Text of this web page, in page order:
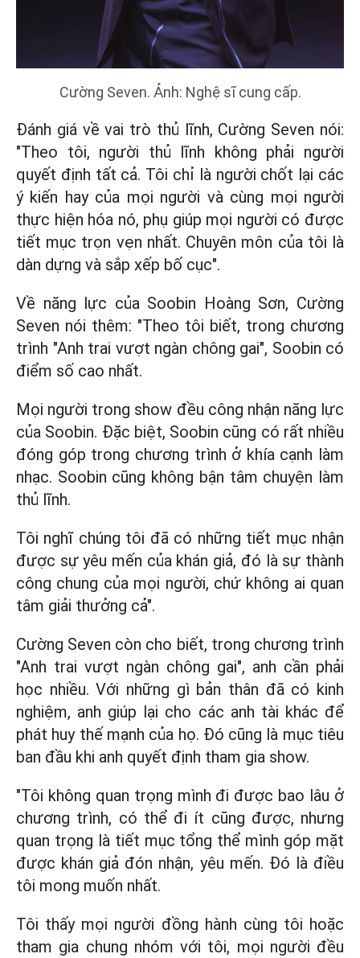
Cường Seven. Ảnh: Nghệ sĩ cung cấp.
Đánh giá về vai trò thủ lĩnh, Cường Seven nói:
"Theo tôi, người thủ lĩnh không phải người
quyết định tất cả. Tôi chỉ là người chốt lại các
ý kiến hay của mọi người và cùng mọi người
thực hiện hóa nó, phụ giúp mọi người có được
tiết mục trọn vẹn nhất. Chuyên môn của tôi là
dàn dựng và sắp xếp bố cục".
Về năng lực của Soobin Hoàng Sơn, Cường
Seven nói thêm: "Theo tôi biết, trong chương
trình "Anh trai vượt ngàn chông gai", Soobin có
điểm số cao nhất.
Mọi người trong show đều công nhận năng lực
của Soobin. Đặc biệt, Soobin cũng có rất nhiều
đóng góp trong chương trình ở khía cạnh làm
nhạc. Soobin cũng không bận tâm chuyện làm
thủ lĩnh.
Tôi nghĩ chúng tôi đã có những tiết mục nhận
được sự yêu mến của khán giả, đó là sự thành
công chung của mọi người, chứ không ai quan
tâm giải thưởng cả".
Cường Seven còn cho biết, trong chương trình
"Anh trai vượt ngàn chông gai", anh cần phải
học nhiều. Với những gì bản thân đã có kinh
nghiệm, anh giúp lại cho các anh tài khác để
phát huy thế mạnh của họ. Đó cũng là mục tiêu
ban đầu khi anh quyết định tham gia show.
"Tôi không quan trọng mình đi được bao lâu ở
chương trình, có thể đi ít cũng được, nhưng
quan trọng là tiết mục tổng thể mình góp mặt
được khán giả đón nhận, yêu mến. Đó là điều
tôi mong muốn nhất.
Tôi thấy mọi người đồng hành cùng tôi hoặc
tham gia chung nhóm với tôi, mọi người đều